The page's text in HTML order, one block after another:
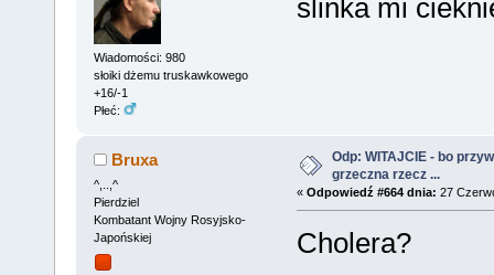
Wiadomości: 980
słoiki dżemu truskawkowego
+16/-1
Płeć:
ślinka mi
Bruxa
^,..,^
Pierdziel
Kombatant Wojny Rosyjsko-
Japońskiej
Odp: WITAJCIE - bo
grzeczna rzecz ...
« Odpowiedź #664 dnia: 27
Cholera?